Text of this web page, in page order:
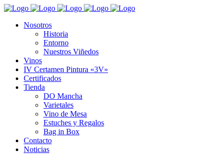
Nosotros
Historia
Entorno
Nuestros Viñedos
Vinos
IV Certamen Pintura «3V»
Certificados
Tienda
DO Mancha
Varietales
Vino de Mesa
Estuches y Regalos
Bag in Box
Contacto
Noticias